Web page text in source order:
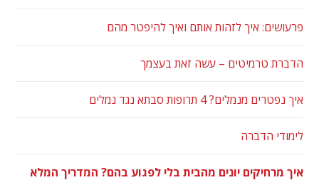
פרעושים: איך לזהות אותם ואיך להיפטר מהם
הדברת טרמיטים – עשה זאת בעצמך
איך נפטרים מנמלים? 4 תרופות סבתא נגד נמלים
לימודי הדברה
איך מרחיקים יונים מהבית בלי לפגוע בהם? המדריך המלא